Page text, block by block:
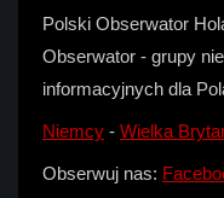
Polski Obserwator
Obserwator - grupy
informacyjnych dla
Niemcy - Wielka
Obserwuj nas: